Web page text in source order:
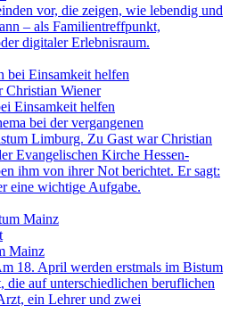
vor, die zeigen, wie lebendig und
– als Familientreffpunkt,
digitaler Erlebnisraum.
Christian Wiener
Einsamkeit helfen
bei der vergangenen
Limburg. Zu Gast war Christian
Evangelischen Kirche Hessen-
ihm von ihrer Not berichtet. Er sagt:
eine wichtige Aufgabe.
Mainz
18. April werden erstmals im Bistum
die auf unterschiedlichen beruflichen
ein Lehrer und zwei